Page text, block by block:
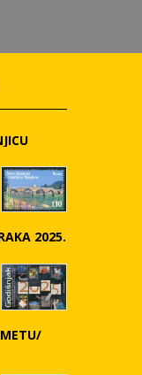
2025.